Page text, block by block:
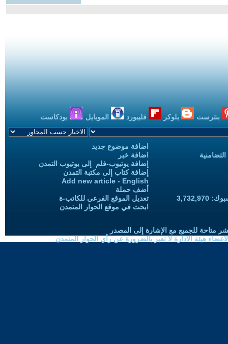
بنترست بلوكر فليبورد الموبايل بودكاست
اضافة موضوع جديد
اضافة خبر
إضافة يوتيوب-فلم إلى يوتيوب التمدن
إضافة كتاب إلى مكتبة التمدن
Add new article - English
أضف حملة
تعديل الموقع الفرعي للكاتب-ة
ابحث في موقع الحوار المتمدن
متاحة للجميع مع الإشارة إلى المصدر
هيئة الادارة لا تعبر بالضرورة عن رأي الحوار المتمدن